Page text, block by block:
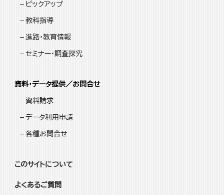
ピックアップ
教科指導
進路・教育情報
セミナー・調査探究
資料・データ提供／お問合せ
資料請求
データ利用申請
各種お問合せ
このサイトについて
よくあるご質問